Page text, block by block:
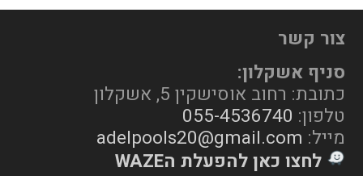
צור קשר
סניף אשקלון:
כתובת: רחוב אוסישקין 5, אשקלון
טלפון: 055-4536740
מייל: adelpools20@gmail.com
לחצו כאן להפעלת הWAZE